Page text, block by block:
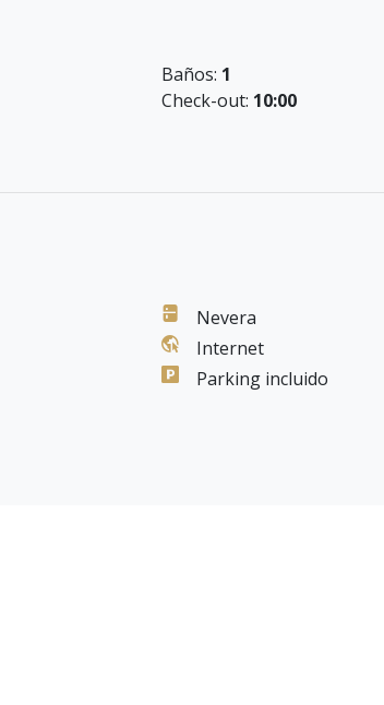
Baños: 1
Check-out: 10:00
Nevera
Internet
Parking incluido